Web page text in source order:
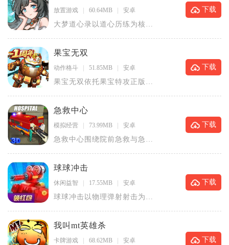
放置游戏 60.64MB 安卓
大梦道心录以道心历练为核心
下载
果宝无双
动作格斗 51.85MB 安卓
果宝无双依托果宝特攻正版IP
下载
急救中心
模拟经营 73.99MB 安卓
急救中心围绕院前急救与急诊
下载
球球冲击
休闲益智 17.55MB 安卓
球球冲击以物理弹射射击为核
下载
我叫mt英雄杀
卡牌游戏 68.62MB 安卓 下载